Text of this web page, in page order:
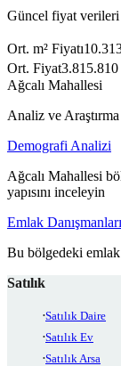
Güncel fiyat verileri
Ort. m² Fiyatı
Ort. Fiyat
Ağcalı Mahallesi
Analiz ve Araştırma
Demografi Analizi
Ağcalı Mahallesi
yapısını inceleyin
Emlak Danışmanları
Bu bölgedeki emlak
Satılık
Satılık Daire
Satılık Ev
Satılık Arsa